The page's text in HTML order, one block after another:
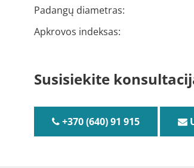
Padangų diametras:
Apkrovos indeksas:
Susisiekite
+370 (640) 91 915